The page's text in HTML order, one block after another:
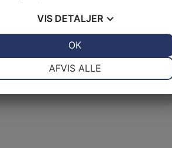
VIS DETALJER
AFVIS ALLE
OK